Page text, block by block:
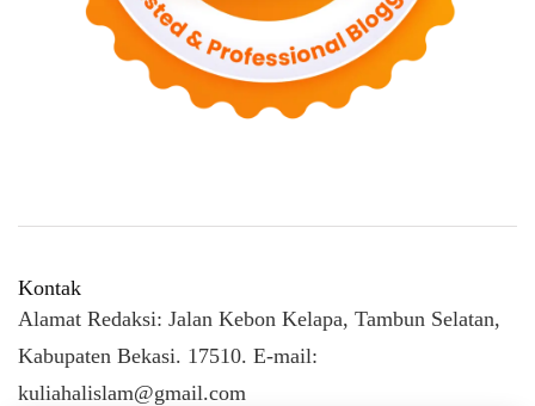
Kontak
Alamat Redaksi: Jalan Kebon Kelapa, Tambun Selatan,
Kabupaten Bekasi. 17510. E-mail:
kuliahalislam@gmail.com